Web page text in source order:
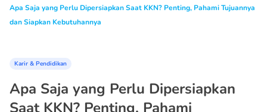
Macet
Apa Saja yang Perlu Dipersiapkan Saat KKN? Penting, Pahami Tujuannya
dan Siapkan Kebutuhannya
Karir & Pendidikan
Apa Saja yang Perlu Dipersiapkan
Saat KKN? Penting, Pahami